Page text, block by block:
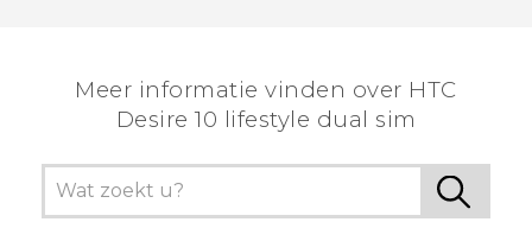
Meer informatie vinden over HTC
Desire 10 lifestyle dual sim